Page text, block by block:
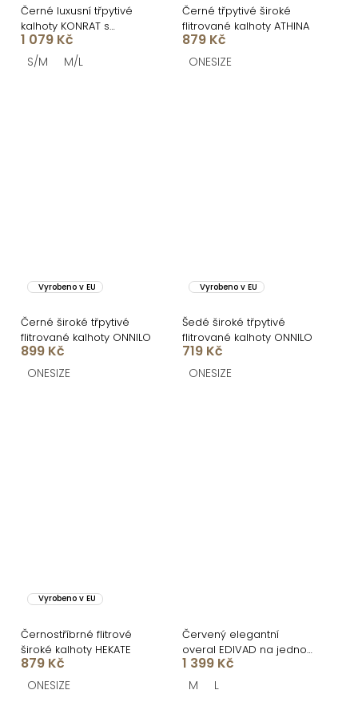
Černé luxusní třpytivé
kalhoty KONRAT s
kamínky
1 079 Kč
S/M M/L
Černé třpytivé široké
flitrované kalhoty ATHINA
879 Kč
ONESIZE
Vyrobeno v EU
Černé široké třpytivé
flitrované kalhoty ONNILO
899 Kč
ONESIZE
Vyrobeno v EU
Šedé široké třpytivé
flitrované kalhoty ONNILO
719 Kč
ONESIZE
Vyrobeno v EU
Černostříbrné flitrové
široké kalhoty HEKATE
879 Kč
ONESIZE
Červený elegantní
overal EDIVAD na jedno
rameno
1 399 Kč
M L